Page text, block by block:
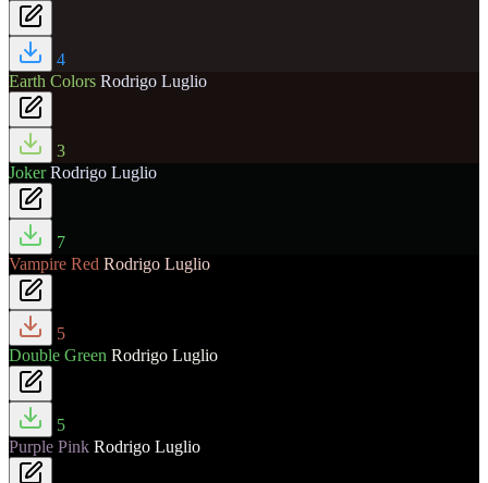
4
Earth Colors Rodrigo Luglio
3
Joker Rodrigo Luglio
7
Vampire Red Rodrigo Luglio
5
Double Green Rodrigo Luglio
5
Purple Pink Rodrigo Luglio